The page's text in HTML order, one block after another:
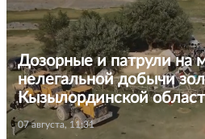
Дозорные и патрули на
нелегальной добычи
Кызылординской
07 августа, 11:31